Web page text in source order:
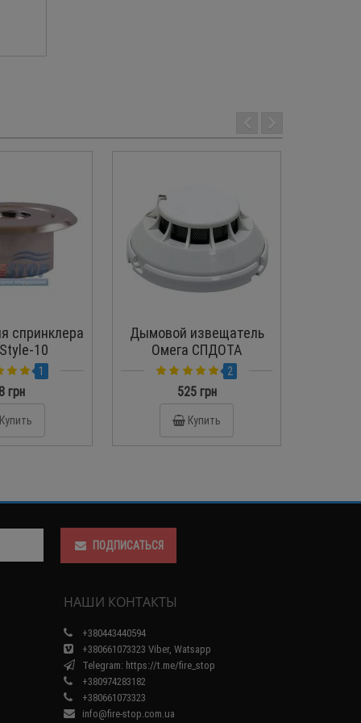
спринклера
10
1
грн
Купить
Дымовой извещатель
Омега СПДОТА
(ИПДОТА)2
525 грн
Купить
ПОДПИСАТЬСЯ
НАШИ КОНТАКТЫ
+380443440594
+380661073323 Viber, Watsapp
Telegram: https://t.me/fire_stop
+380974283182
+380661073323
info@fire-stop.com.ua